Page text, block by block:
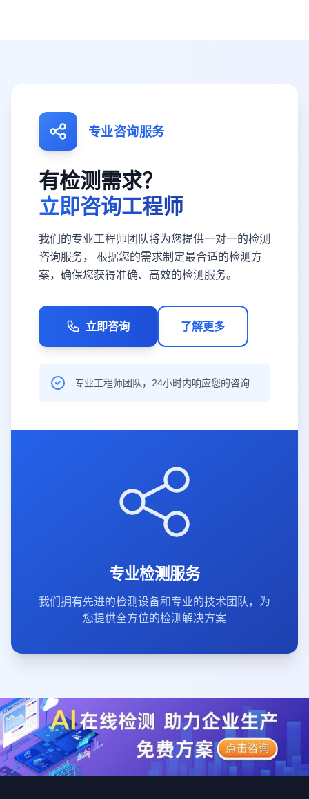
专业咨询服务
有检测需求？
立即咨询工程师
我们的专业工程师团队将为您提供一对一的检测
咨询服务， 根据您的需求制定最合适的检测方
案，确保您获得准确、高效的检测服务。
立即咨询 了解更多
专业工程师团队，24小时内响应您的咨询
专业检测服务
我们拥有先进的检测设备和专业的技术团队，为
您提供全方位的检测解决方案